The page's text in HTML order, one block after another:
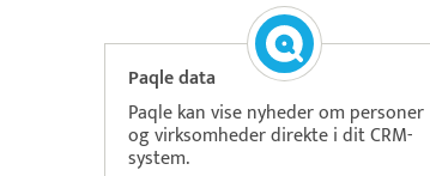
Paqle data
Paqle kan vise nyheder om personer
og virksomheder direkte i dit CRM-
system.